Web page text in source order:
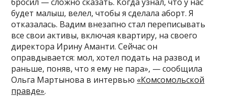
будет малыш, велел, чтобы я сделала аборт. Я
отказалась. Вадим внезапно стал переписывать
все свои активы, включая квартиру, на своего
директора Ирину Аманти. Сейчас он
оправдывается: мол, хотел подать на развод и
раньше, поняв, что я ему не пара», — сообщила
Ольга Мартынова в интервью «Комсомольской
правде».